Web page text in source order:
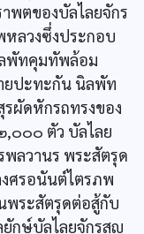
พตของบัลไลยจักร
ลวงซึ่งประกอบ
พัทคุมทัพล้อม
ปะทะกัน นิลพัท
ผัดหักรถทรงของ
,๐๐๐ ตัว บัลไลย
พลวานร พระสัตรุด
ศรอนันต์ไตรภพ
พระสัตรุดต่อสู้กับ
ยักษ์บัลไลยจักรสูญ